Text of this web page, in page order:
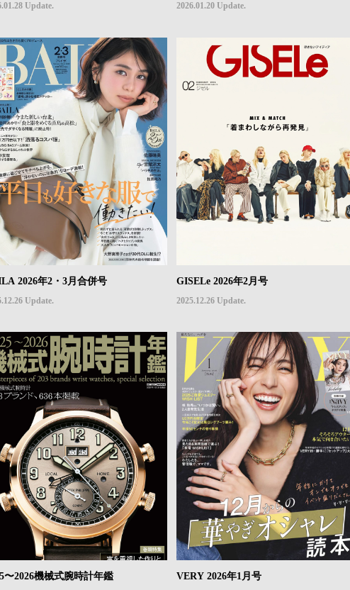
Update. 2026.01.20 Update.
2026年2・3月合併号
Update.
GISELe 2026年2月号
2025.12.26 Update.
〜2026機械式腕時計年鑑 VERY 2026年1月号